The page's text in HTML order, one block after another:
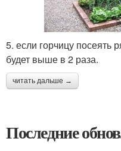
5. если горчицу посеять
будет выше в 2 раза.
читать дальше →
Последние